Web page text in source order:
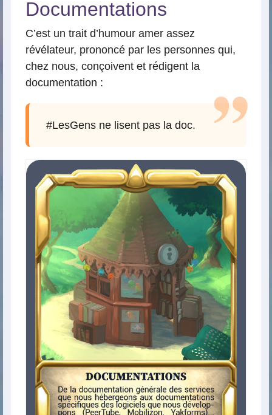
Documentations
C’est un trait d’humour amer assez
révélateur, prononcé par les personnes qui,
chez nous, conçoivent et rédigent la
documentation :
#LesGens ne lisent pas la doc.